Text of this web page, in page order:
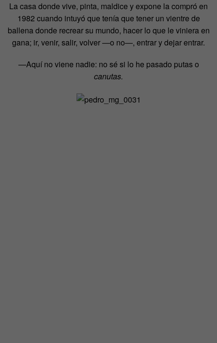
La casa donde vive, pinta, maldice y expone la compró en
1982 cuando intuyó que tenía que tener un vientre de
ballena donde recrear su mundo, hacer lo que le viniera en
gana; ir, venir, salir, volver —o no—, entrar y dejar entrar.
—Aquí no viene nadie: no sé si lo he pasado putas o
canutas.